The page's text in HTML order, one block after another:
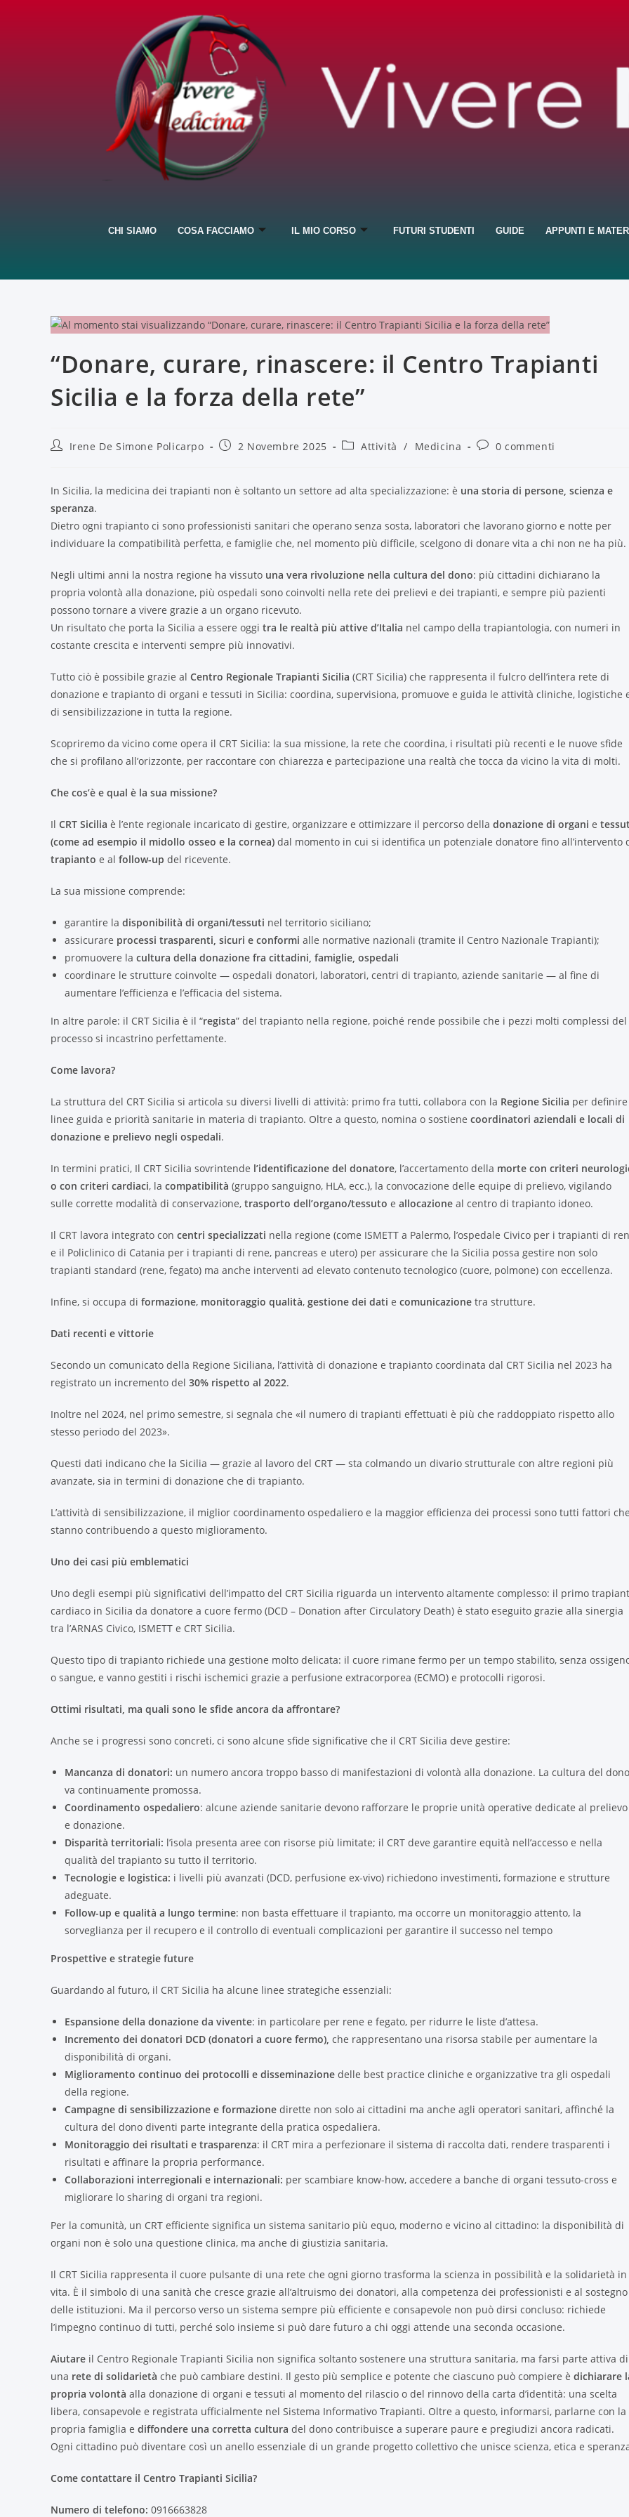
CHI SIAMO COSA FACCIAMO IL MIO CORSO FUTURI STUDENTI GUIDE APPUNTI E
“Donare, curare, rinascere: il Centro Trapianti
Sicilia e la forza della rete”
Irene De Simone Policarpo 2 Novembre 2025 Attività / Medicina 0 commenti
In Sicilia, la medicina dei trapianti non è soltanto un settore ad alta specializzazione: è una storia di persone, scienza e
speranza.
Dietro ogni trapianto ci sono professionisti sanitari che operano senza sosta, laboratori che lavorano giorno e notte per
individuare la compatibilità perfetta, e famiglie che, nel momento più difficile, scelgono di donare vita a chi non ne ha più.
Negli ultimi anni la nostra regione ha vissuto una vera rivoluzione nella cultura del dono: più cittadini dichiarano la
propria volontà alla donazione, più ospedali sono coinvolti nella rete dei prelievi e dei trapianti, e sempre più pazienti
possono tornare a vivere grazie a un organo ricevuto.
Un risultato che porta la Sicilia a essere oggi tra le realtà più attive d’Italia nel campo della trapiantologia, con numeri in
costante crescita e interventi sempre più innovativi.
Tutto ciò è possibile grazie al Centro Regionale Trapianti Sicilia (CRT Sicilia) che rappresenta il fulcro dell’intera rete di
donazione e trapianto di organi e tessuti in Sicilia: coordina, supervisiona, promuove e guida le attività cliniche, logistiche
di sensibilizzazione in tutta la regione.
Scopriremo da vicino come opera il CRT Sicilia: la sua missione, la rete che coordina, i risultati più recenti e le nuove sfide
che si profilano all’orizzonte, per raccontare con chiarezza e partecipazione una realtà che tocca da vicino la vita di molti.
Che cos’è e qual è la sua missione?
Il CRT Sicilia è l’ente regionale incaricato di gestire, organizzare e ottimizzare il percorso della donazione di organi e
(come ad esempio il midollo osseo e la cornea) dal momento in cui si identifica un potenziale donatore fino all’intervento
trapianto e al follow-up del ricevente.
La sua missione comprende:
garantire la disponibilità di organi/tessuti nel territorio siciliano;
assicurare processi trasparenti, sicuri e conformi alle normative nazionali (tramite il Centro Nazionale Trapianti);
promuovere la cultura della donazione fra cittadini, famiglie, ospedali
coordinare le strutture coinvolte — ospedali donatori, laboratori, centri di trapianto, aziende sanitarie — al fine di
aumentare l’efficienza e l’efficacia del sistema.
In altre parole: il CRT Sicilia è il “regista” del trapianto nella regione, poiché rende possibile che i pezzi molti complessi del
processo si incastrino perfettamente.
Come lavora?
La struttura del CRT Sicilia si articola su diversi livelli di attività: primo fra tutti, collabora con la Regione Sicilia per definire
linee guida e priorità sanitarie in materia di trapianto. Oltre a questo, nomina o sostiene coordinatori aziendali e locali di
donazione e prelievo negli ospedali.
In termini pratici, Il CRT Sicilia sovrintende l’identificazione del donatore, l’accertamento della morte con criteri
o con criteri cardiaci, la compatibilità (gruppo sanguigno, HLA, ecc.), la convocazione delle equipe di prelievo, vigilando
sulle corrette modalità di conservazione, trasporto dell’organo/tessuto e allocazione al centro di trapianto idoneo.
Il CRT lavora integrato con centri specializzati nella regione (come ISMETT a Palermo, l’ospedale Civico per i trapianti di
e il Policlinico di Catania per i trapianti di rene, pancreas e utero) per assicurare che la Sicilia possa gestire non solo
trapianti standard (rene, fegato) ma anche interventi ad elevato contenuto tecnologico (cuore, polmone) con eccellenza.
Infine, si occupa di formazione, monitoraggio qualità, gestione dei dati e comunicazione tra strutture.
Dati recenti e vittorie
Secondo un comunicato della Regione Siciliana, l’attività di donazione e trapianto coordinata dal CRT Sicilia nel 2023 ha
registrato un incremento del 30% rispetto al 2022.
Inoltre nel 2024, nel primo semestre, si segnala che «il numero di trapianti effettuati è più che raddoppiato rispetto allo
stesso periodo del 2023».
Questi dati indicano che la Sicilia — grazie al lavoro del CRT — sta colmando un divario strutturale con altre regioni più
avanzate, sia in termini di donazione che di trapianto.
L’attività di sensibilizzazione, il miglior coordinamento ospedaliero e la maggior efficienza dei processi sono tutti fattori
stanno contribuendo a questo miglioramento.
Uno dei casi più emblematici
Uno degli esempi più significativi dell’impatto del CRT Sicilia riguarda un intervento altamente complesso: il primo
cardiaco in Sicilia da donatore a cuore fermo (DCD – Donation after Circulatory Death) è stato eseguito grazie alla sinergia
tra l’ARNAS Civico, ISMETT e CRT Sicilia.
Questo tipo di trapianto richiede una gestione molto delicata: il cuore rimane fermo per un tempo stabilito, senza
o sangue, e vanno gestiti i rischi ischemici grazie a perfusione extracorporea (ECMO) e protocolli rigorosi.
Ottimi risultati, ma quali sono le sfide ancora da affrontare?
Anche se i progressi sono concreti, ci sono alcune sfide significative che il CRT Sicilia deve gestire:
Mancanza di donatori: un numero ancora troppo basso di manifestazioni di volontà alla donazione. La cultura del dono
va continuamente promossa.
Coordinamento ospedaliero: alcune aziende sanitarie devono rafforzare le proprie unità operative dedicate al prelievo
e donazione.
Disparità territoriali: l’isola presenta aree con risorse più limitate; il CRT deve garantire equità nell’accesso e nella
qualità del trapianto su tutto il territorio.
Tecnologie e logistica: i livelli più avanzati (DCD, perfusione ex-vivo) richiedono investimenti, formazione e strutture
adeguate.
Follow-up e qualità a lungo termine: non basta effettuare il trapianto, ma occorre un monitoraggio attento, la
sorveglianza per il recupero e il controllo di eventuali complicazioni per garantire il successo nel tempo
Prospettive e strategie future
Guardando al futuro, il CRT Sicilia ha alcune linee strategiche essenziali:
Espansione della donazione da vivente: in particolare per rene e fegato, per ridurre le liste d’attesa.
Incremento dei donatori DCD (donatori a cuore fermo), che rappresentano una risorsa stabile per aumentare la
disponibilità di organi.
Miglioramento continuo dei protocolli e disseminazione delle best practice cliniche e organizzative tra gli ospedali
della regione.
Campagne di sensibilizzazione e formazione dirette non solo ai cittadini ma anche agli operatori sanitari, affinché la
cultura del dono diventi parte integrante della pratica ospedaliera.
Monitoraggio dei risultati e trasparenza: il CRT mira a perfezionare il sistema di raccolta dati, rendere trasparenti i
risultati e affinare la propria performance.
Collaborazioni interregionali e internazionali: per scambiare know-how, accedere a banche di organi tessuto-cross e
migliorare lo sharing di organi tra regioni.
Per la comunità, un CRT efficiente significa un sistema sanitario più equo, moderno e vicino al cittadino: la disponibilità di
organi non è solo una questione clinica, ma anche di giustizia sanitaria.
Il CRT Sicilia rappresenta il cuore pulsante di una rete che ogni giorno trasforma la scienza in possibilità e la solidarietà in
vita. È il simbolo di una sanità che cresce grazie all’altruismo dei donatori, alla competenza dei professionisti e al sostegno
delle istituzioni. Ma il percorso verso un sistema sempre più efficiente e consapevole non può dirsi concluso: richiede
l’impegno continuo di tutti, perché solo insieme si può dare futuro a chi oggi attende una seconda occasione.
Aiutare il Centro Regionale Trapianti Sicilia non significa soltanto sostenere una struttura sanitaria, ma farsi parte attiva di
una rete di solidarietà che può cambiare destini. Il gesto più semplice e potente che ciascuno può compiere è dichiarare
propria volontà alla donazione di organi e tessuti al momento del rilascio o del rinnovo della carta d’identità: una scelta
libera, consapevole e registrata ufficialmente nel Sistema Informativo Trapianti. Oltre a questo, informarsi, parlarne con la
propria famiglia e diffondere una corretta cultura del dono contribuisce a superare paure e pregiudizi ancora radicati.
Ogni cittadino può diventare così un anello essenziale di un grande progetto collettivo che unisce scienza, etica e
Come contattare il Centro Trapianti Sicilia?
Numero di telefono: 0916663828